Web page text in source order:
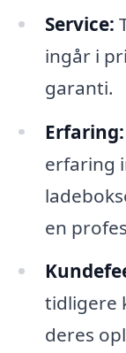
Service:
ingår i
garanti.
Erfaring:
erfaring
en
tidligere
deres